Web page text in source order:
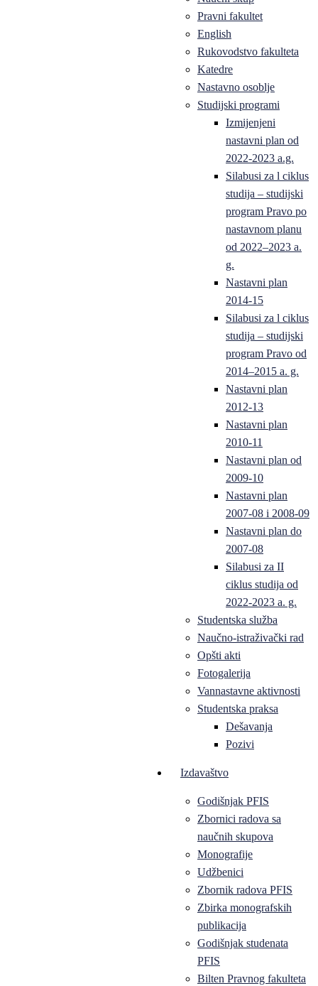
Pravni fakultet
English
Rukovodstvo fakulteta
Katedre
Nastavno osoblje
Studijski programi
Izmijenjeni
nastavni plan od
2022-2023 a.g.
Silabusi za l ciklus
studija – studijski
program Pravo po
nastavnom planu
od 2022–2023 a.
g.
Nastavni plan
2014-15
Silabusi za l ciklus
studija – studijski
program Pravo od
2014–2015 a. g.
Nastavni plan
2012-13
Nastavni plan
2010-11
Nastavni plan od
2009-10
Nastavni plan
2007-08 i 2008-09
Nastavni plan do
2007-08
Silabusi za II
ciklus studija od
2022-2023 a. g.
Studentska služba
Naučno-istraživački rad
Opšti akti
Fotogalerija
Vannastavne aktivnosti
Studentska praksa
Dešavanja
Pozivi
Izdavaštvo
Godišnjak PFIS
Zbornici radova sa
naučnih skupova
Monografije
Udžbenici
Zbornik radova PFIS
Zbirka monografskih
publikacija
Godišnjak studenata
PFIS
Bilten Pravnog fakulteta